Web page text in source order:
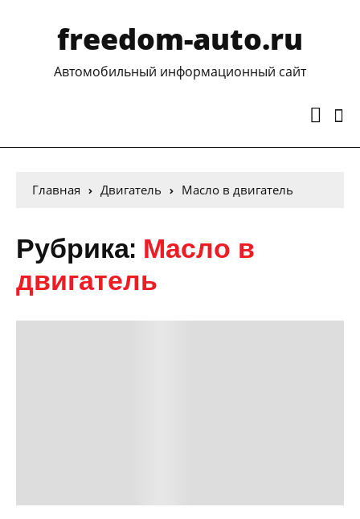
freedom-auto.ru
Автомобильный информационный сайт
Главная Двигатель Масло в двигатель
Рубрика: Масло в
двигатель